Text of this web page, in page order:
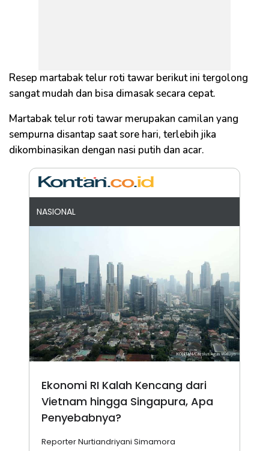
Resep martabak telur roti tawar berikut ini tergolong
sangat mudah dan bisa dimasak secara cepat.
Martabak telur roti tawar merupakan camilan yang
sempurna disantap saat sore hari, terlebih jika
dikombinasikan dengan nasi putih dan acar.
NASIONAL
Ekonomi RI Kalah Kencang dari
Vietnam hingga Singapura, Apa
Penyebabnya?
Reporter Nurtiandriyani Simamora